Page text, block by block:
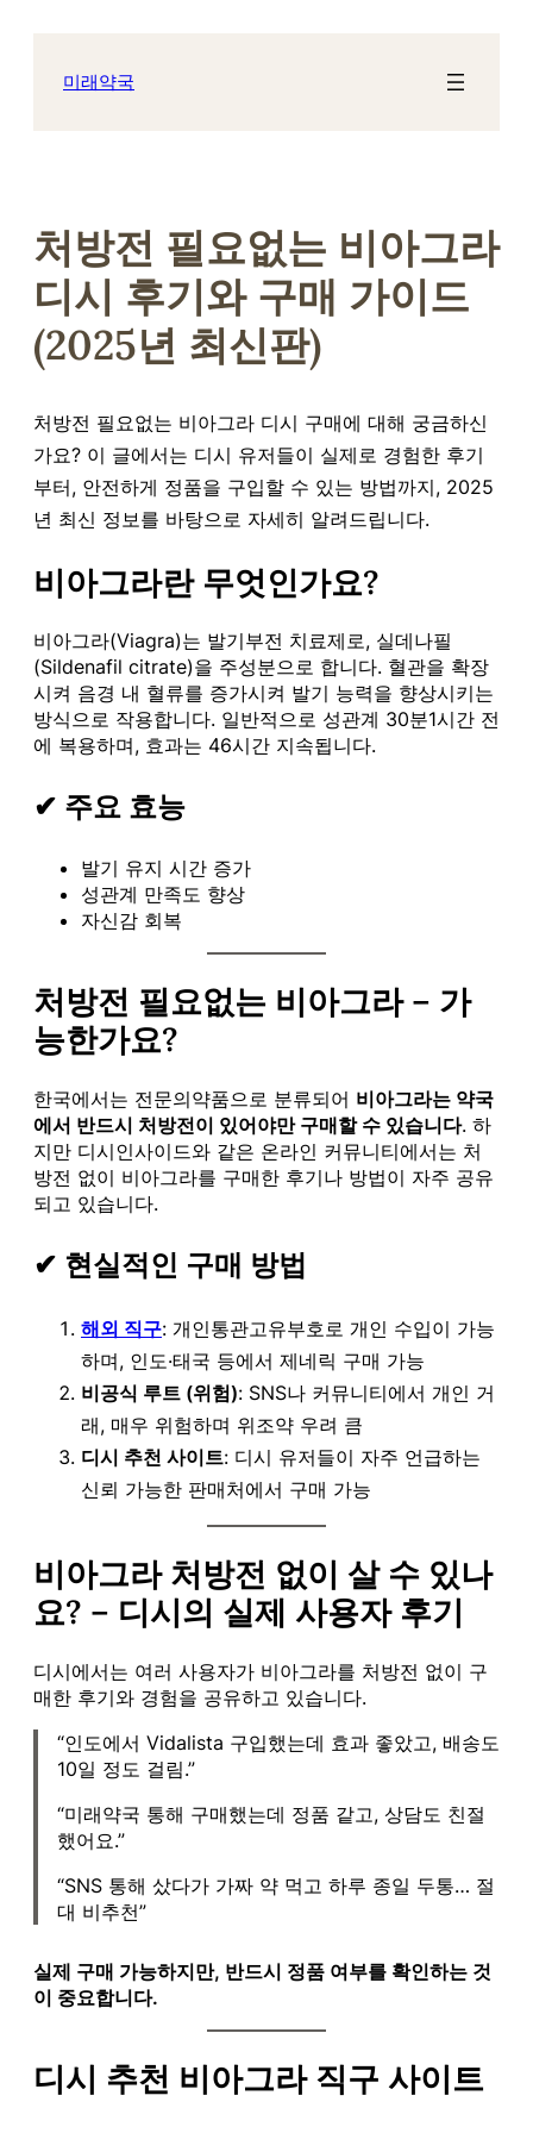
미래약국
처방전 필요없는 비아그라
디시 후기와 구매 가이드
(2025년 최신판)
처방전 필요없는 비아그라 디시 구매에 대해 궁금하신
가요? 이 글에서는 디시 유저들이 실제로 경험한 후기
부터, 안전하게 정품을 구입할 수 있는 방법까지, 2025
년 최신 정보를 바탕으로 자세히 알려드립니다.
비아그라란 무엇인가요?
비아그라(Viagra)는 발기부전 치료제로, 실데나필
(Sildenafil citrate)을 주성분으로 합니다. 혈관을 확장
시켜 음경 내 혈류를 증가시켜 발기 능력을 향상시키는
방식으로 작용합니다. 일반적으로 성관계 30분1시간 전
에 복용하며, 효과는 46시간 지속됩니다.
✔ 주요 효능
발기 유지 시간 증가
성관계 만족도 향상
자신감 회복
처방전 필요없는 비아그라 – 가
능한가요?
한국에서는 전문의약품으로 분류되어 비아그라는 약국
에서 반드시 처방전이 있어야만 구매할 수 있습니다. 하
지만 디시인사이드와 같은 온라인 커뮤니티에서는 처
방전 없이 비아그라를 구매한 후기나 방법이 자주 공유
되고 있습니다.
✔ 현실적인 구매 방법
해외 직구: 개인통관고유부호로 개인 수입이 가능
하며, 인도·태국 등에서 제네릭 구매 가능
비공식 루트 (위험): SNS나 커뮤니티에서 개인 거
래, 매우 위험하며 위조약 우려 큼
디시 추천 사이트: 디시 유저들이 자주 언급하는
신뢰 가능한 판매처에서 구매 가능
비아그라 처방전 없이 살 수 있나
요? – 디시의 실제 사용자 후기
디시에서는 여러 사용자가 비아그라를 처방전 없이 구
매한 후기와 경험을 공유하고 있습니다.
“인도에서 Vidalista 구입했는데 효과 좋았고, 배송도
10일 정도 걸림.”
“미래약국 통해 구매했는데 정품 같고, 상담도 친절
했어요.”
“SNS 통해 샀다가 가짜 약 먹고 하루 종일 두통… 절
대 비추천”
실제 구매 가능하지만, 반드시 정품 여부를 확인하는 것
이 중요합니다.
디시 추천 비아그라 직구 사이트